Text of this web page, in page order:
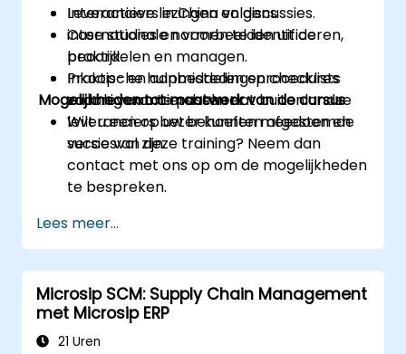
Leveranciers in China volgens
internationale normen te identificeren,
beoordelen en managen.
Inkoop- en aanbestedingsprocedures
zodanig aan te passen dat buitenlandse
leveranciers beter kunnen meedoen en
succesvol zijn.
Interactieve lezingen en discussies.
Case studies en voorbeelden uit de
praktijk.
Praktische hulpmiddelen en checklists
voor leveranciersbeheer.
Mogelijkheden tot maatwerk van de cursus
Wilt u een op uw behoeften afgestemde
versie van deze training? Neem dan
contact met ons op om de mogelijkheden
te bespreken.
Lees meer...
Microsip SCM: Supply Chain Management
met Microsip ERP
21 Uren